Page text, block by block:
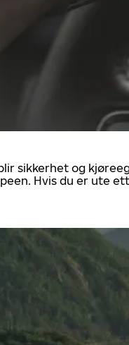
sikkerhet og
Hvis du er ute